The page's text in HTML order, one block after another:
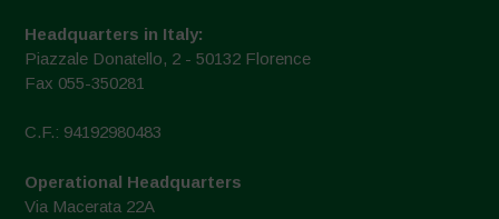
Headquarters in Italy:
Piazzale Donatello, 2 - 50132 Florence
Fax 055-350281
C.F.: 94192980483
Operational Headquarters
Via Macerata 22A